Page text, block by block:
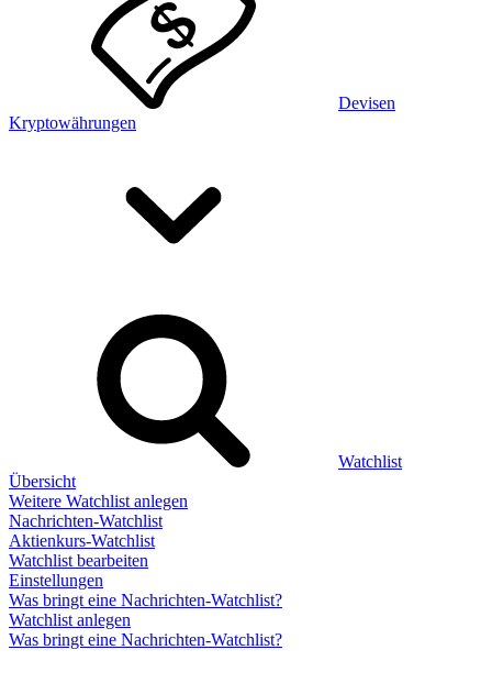
Devisen
Kryptowährungen
Watchlist
Übersicht
Weitere Watchlist anlegen
Nachrichten-Watchlist
Aktienkurs-Watchlist
Watchlist bearbeiten
Einstellungen
Was bringt eine Nachrichten-Watchlist?
Watchlist anlegen
Was bringt eine Nachrichten-Watchlist?